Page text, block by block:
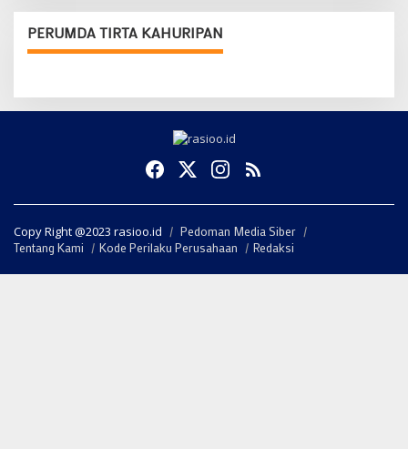
PERUMDA TIRTA KAHURIPAN
Copy Right @2023 rasioo.id
Pedoman Media Siber
Tentang Kami
Kode Perilaku Perusahaan Redaksi